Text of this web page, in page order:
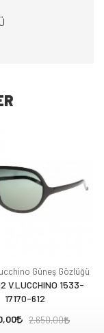
Güneş Gözlüğü
V.LUCCHINO 1533-
17170-612
2.650,00